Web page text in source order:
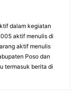
dalam kegiatan
aktif menulis di
aktif menulis
Poso dan
termasuk berita di